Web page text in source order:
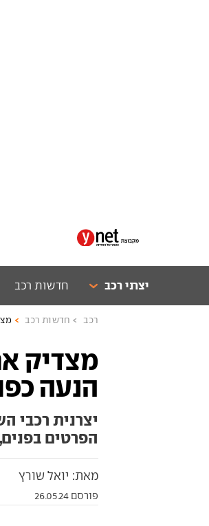
יצרני רכב חדשות רכב
רכב חדשות רכב
מצדיק
הנעה
יצרנית רכבי
הפרטים
מאת: יואל שורץ
פורסם 26.05.24